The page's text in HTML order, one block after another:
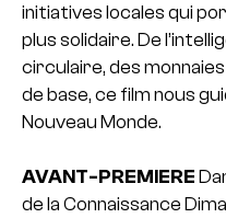
initiatives locales qui
plus solidaire. De
circulaire, des monnaies
de base, ce film nous
Nouveau Monde.
AVANT-PREMIERE
de la Connaissance